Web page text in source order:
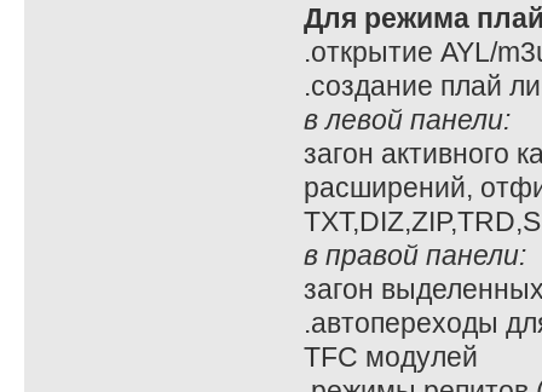
Для режима
.открытие AYL/
.создание плай
в левой панели:
загон активного
расширений,
в правой панели:
загон
.автопереходы
TFC модулей